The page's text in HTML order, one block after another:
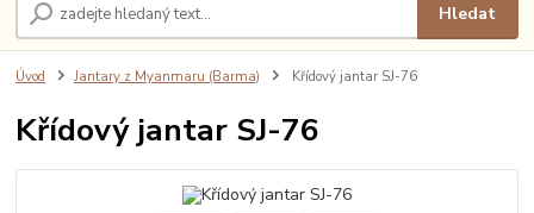
Hledat
Úvod Jantary z Myanmaru (Barma) Křídový jantar SJ-76
Křídový jantar SJ-76